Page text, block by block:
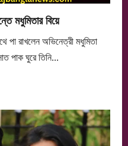
মধুমিতার বিয়ে
পা রাখলেন অভিনেত্রী মধুমিতা
ঘুরে তিনি...